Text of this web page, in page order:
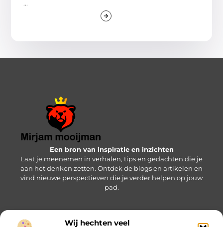
Wij hechten veel
...
Een bron van inspiratie en inzichten
Laat je meenemen in verhalen, tips en gedachten die je
aan het denken zetten. Ontdek de blogs en artikelen en
vind nieuwe perspectieven die je verder helpen op jouw
pad.
Bericht categorie